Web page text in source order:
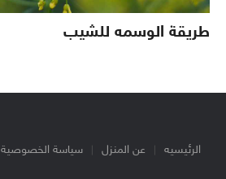
طريقة الوسمه للشيب
الرئيسيه عن المنزل سياسة الخصوصية